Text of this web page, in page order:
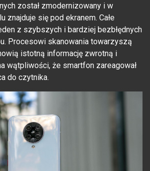
został zmodernizowany i w
znajduje się pod ekranem. Całe
z szybszych i bardziej bezbłędnych
Procesowi skanowania towarzyszą
istotną informację zwrotną i
wątpliwości, że smartfon zareagował
do czytnika.